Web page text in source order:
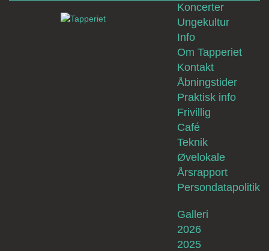
Koncerter
Ungekultur
Info
Om Tapperiet
Kontakt
Åbningstider
Praktisk info
Frivillig
Café
Teknik
Øvelokale
Årsrapport
Persondatapolitik
Galleri
2026
2025